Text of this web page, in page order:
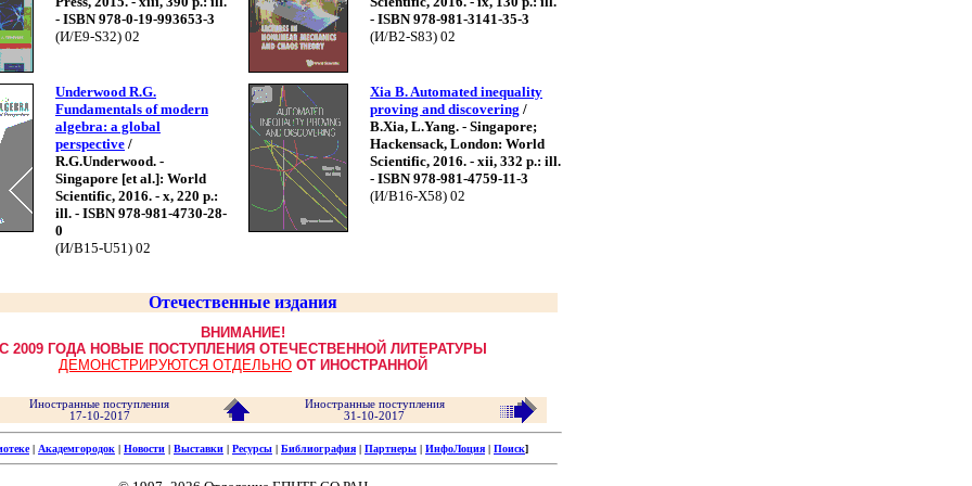
- ISBN 978-0-19-993653-3
(И/Е9-S32) 02
- ISBN 978-981-3141-35-3
(И/В2-S83) 02
Underwood R.G.
Fundamentals of modern
algebra: a global
perspective /
R.G.Underwood. -
Singapore [et al.]: World
Scientific, 2016. - x, 220 p.:
ill. - ISBN 978-981-4730-28-
0
(И/В15-U51) 02
Xia B. Automated inequality
proving and discovering /
B.Xia, L.Yang. - Singapore;
Hackensack, London: World
Scientific, 2016. - xii, 332 p.: ill.
- ISBN 978-981-4759-11-3
(И/В16-X58) 02
Отечественные издания
ВНИМАНИЕ!
С 2009 ГОДА НОВЫЕ ПОСТУПЛЕНИЯ ОТЕЧЕСТВЕННОЙ ЛИТЕРАТУРЫ
ДЕМОНСТРИРУЮТСЯ ОТДЕЛЬНО ОТ ИНОСТРАННОЙ
Иностранные поступления
17-10-2017
Иностранные поступления
31-10-2017
| Академгородок | Новости | Выставки | Ресурсы | Библиография | Партнеры | ИнфоЛоция | Поиск]